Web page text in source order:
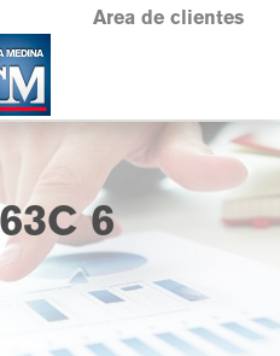
Area de clientes
6